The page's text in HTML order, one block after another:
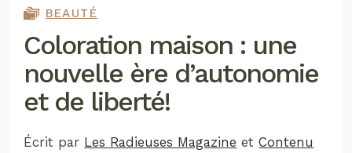
BEAUTÉ
Coloration maison : une
nouvelle ère d’autonomie
et de liberté!
Écrit par Les Radieuses Magazine etContenu